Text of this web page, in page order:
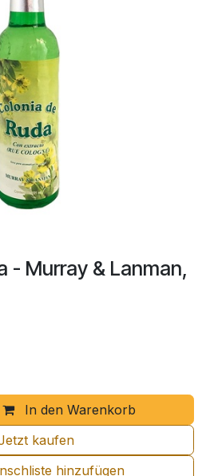
- Murray & Lanman,
In den Warenkorb
kaufen
hinzufügen